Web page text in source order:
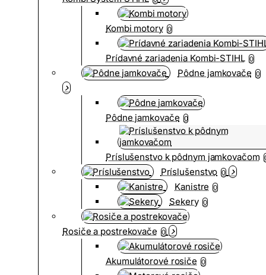
Kombi motory 0
Prídavné zariadenia Kombi-STIHL 0
Pôdne jamkovače 0
Pôdne jamkovače 0
Príslušenstvo k pôdnym jamkovačom
Príslušenstvo 0
Kanistre 0
Sekery 0
Rosiče a postrekovače 0
Akumulátorové rosiče 0